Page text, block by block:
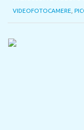
VIDEOFOTOCAMERE